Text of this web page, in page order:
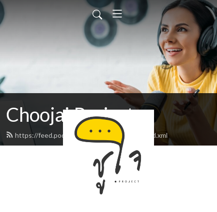
Choojai Project
https://feed.podbean.com/choojaiproject/feed.xml